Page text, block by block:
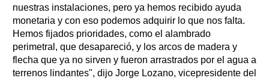
nuestras instalaciones, pero ya hemos recibido ayuda
monetaria y con eso podemos adquirir lo que nos falta.
Hemos fijados prioridades, como el alambrado
perimetral, que desapareció, y los arcos de madera y
flecha que ya no sirven y fueron arrastrados por el agua a
terrenos lindantes", dijo Jorge Lozano, vicepresidente del